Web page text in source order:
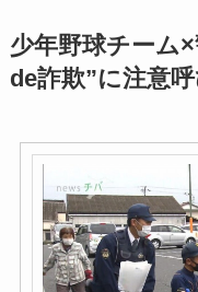
少年野球チーム
de詐欺”に注意